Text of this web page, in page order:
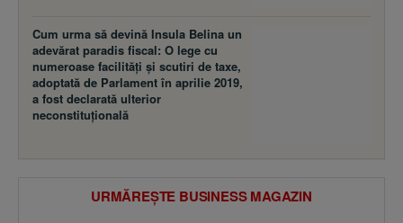
Cum urma să devină Insula Belina un
adevărat paradis fiscal: O lege cu
numeroase facilităţi şi scutiri de taxe,
adoptată de Parlament în aprilie 2019,
a fost declarată ulterior
neconstituţională
URMĂREȘTE BUSINESS MAGAZIN